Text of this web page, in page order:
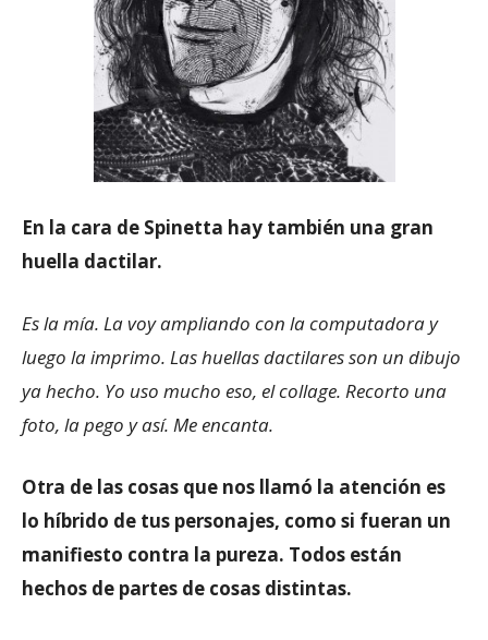
En la cara de Spinetta hay también una gran
huella dactilar.
Es la mía. La voy ampliando con la computadora y
luego la imprimo. Las huellas dactilares son un dibujo
ya hecho. Yo uso mucho eso, el collage. Recorto una
foto, la pego y así. Me encanta.
Otra de las cosas que nos llamó la atención es
lo híbrido de tus personajes, como si fueran un
manifiesto contra la pureza. Todos están
hechos de partes de cosas distintas.